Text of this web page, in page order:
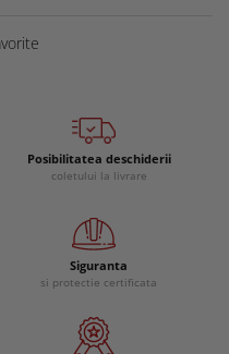
Posibilitatea deschiderii
coletului la livrare
Siguranta
si protectie certificata